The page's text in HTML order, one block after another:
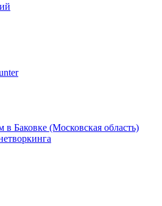
в Баковке (Московская область)